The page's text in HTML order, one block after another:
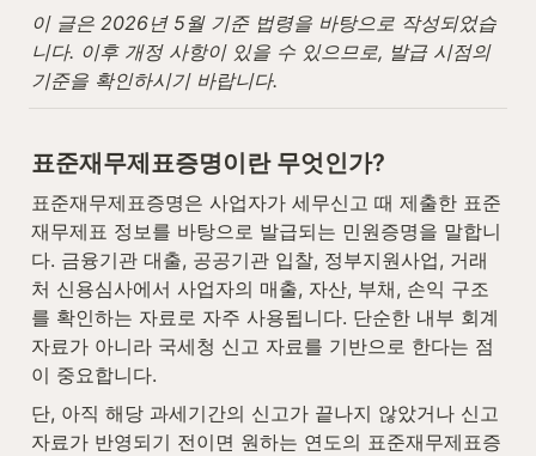
이 글은 2026년 5월 기준 법령을 바탕으로 작성되었습
니다. 이후 개정 사항이 있을 수 있으므로, 발급 시점의
기준을 확인하시기 바랍니다.
표준재무제표증명이란 무엇인가?
표준재무제표증명은 사업자가 세무신고 때 제출한 표준
재무제표 정보를 바탕으로 발급되는 민원증명을 말합니
다. 금융기관 대출, 공공기관 입찰, 정부지원사업, 거래
처 신용심사에서 사업자의 매출, 자산, 부채, 손익 구조
를 확인하는 자료로 자주 사용됩니다. 단순한 내부 회계
자료가 아니라 국세청 신고 자료를 기반으로 한다는 점
이 중요합니다.
단, 아직 해당 과세기간의 신고가 끝나지 않았거나 신고
자료가 반영되기 전이면 원하는 연도의 표준재무제표증